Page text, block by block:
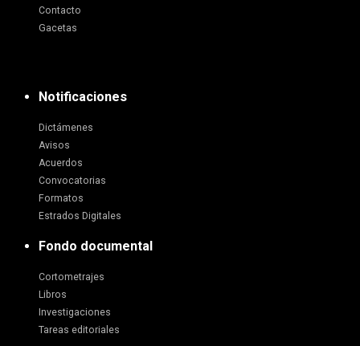
Contacto
Gacetas
Notificaciones
Dictámenes
Avisos
Acuerdos
Convocatorias
Formatos
Estrados Digitales
Fondo documental
Cortometrajes
Libros
Investigaciones
Tareas editoriales